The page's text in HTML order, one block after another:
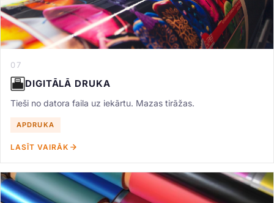
07
DIGITĀLĀ DRUKA
Tieši no datora faila uz iekārtu. Mazas tirāžas.
APDRUKA
LASĪT VAIRĀK